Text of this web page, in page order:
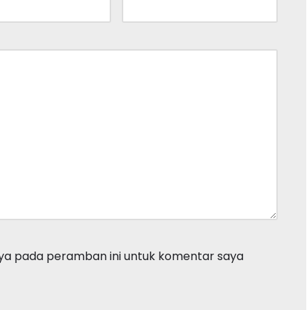
pada peramban ini untuk komentar saya